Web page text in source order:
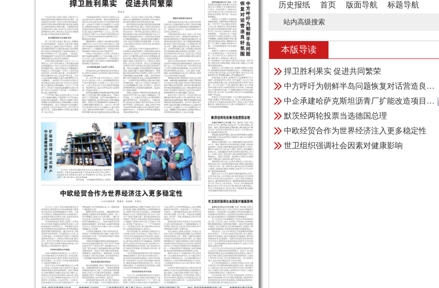
历史报纸 首页 版面导航 标题导航
站内高级搜索
本版导读
捍卫胜利果实 促进共同繁荣
中方呼吁为朝鲜半岛问题恢复对话营造良…
中企承建哈萨克斯坦沥青厂扩能改造项目…
默茨经两轮投票当选德国总理
中欧经贸合作为世界经济注入更多稳定性
世卫组织强调社会因素对健康影响